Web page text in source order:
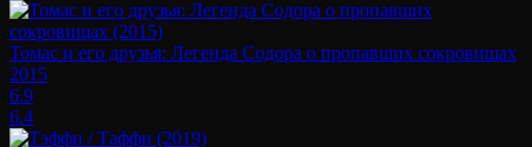
Томас и его друзья: Легенда Содора о пропавших сокровищах
2015
6.9
6.4